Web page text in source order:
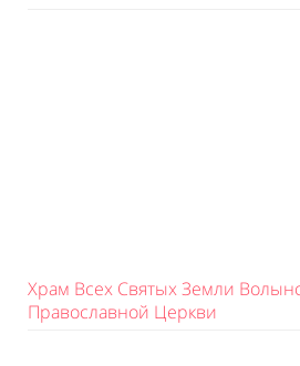
Храм Всех Святых Земли
Православной Церкви